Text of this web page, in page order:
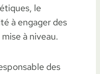
le
à engager des
à niveau.
des